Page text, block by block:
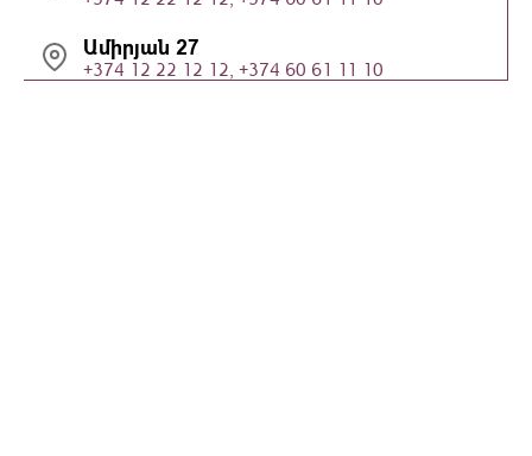
Ամիրյան 27
+374 12 22 12 12, +374 60 61 11 10